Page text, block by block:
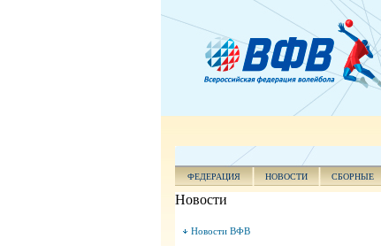
ФЕДЕРАЦИЯ НОВОСТИ СБОРНЫЕ
Новости
Новости ВФВ